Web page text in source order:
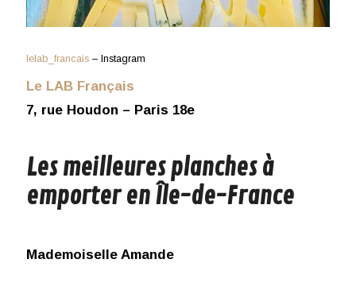
lelab_francais – Instagram
Le LAB Français
7, rue Houdon – Paris 18e
Les meilleures planches à
emporter en Île-de-France
Mademoiselle Amande